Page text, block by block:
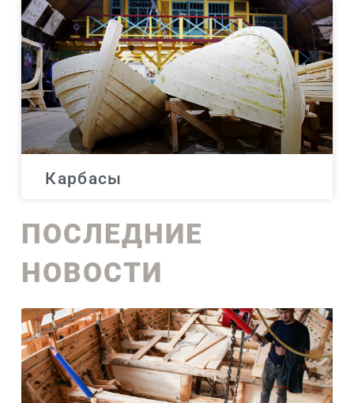
Карбасы
ПОСЛЕДНИЕ
НОВОСТИ